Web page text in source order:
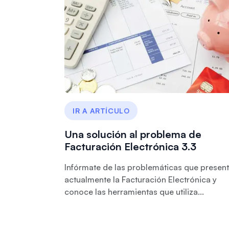
IR A ARTÍCULO
Una solución al problema de
Facturación Electrónica 3.3
Infórmate de las problemáticas que
actualmente la Facturación Electrónica y
conoce las herramientas que utiliza...